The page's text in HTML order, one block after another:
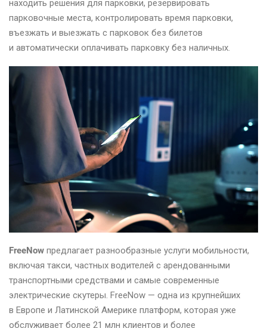
находить решения для парковки, резервировать
парковочные места, контролировать время парковки,
въезжать и выезжать с парковок без билетов
и автоматически оплачивать парковку без наличных.
FreeNow предлагает разнообразные услуги мобильности,
включая такси, частных водителей с арендованными
транспортными средствами и самые современные
электрические скутеры. FreeNow — одна из крупнейших
в Европе и Латинской Америке платформ, которая уже
обслуживает более 21 млн клиентов и более